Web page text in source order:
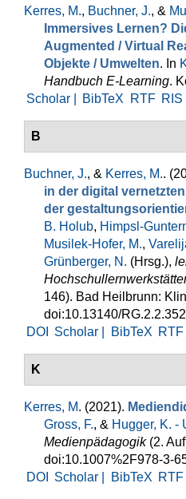
Kerres, M., Buchner, J., &
Immersives Lernen?
Augmented / Virtual
Objekte / Umwelten. In
Handbuch E-Learning.
Scholar |
BibTeX RTF RIS
B
Buchner, J., & Kerres, M..
in der digital
der
B. Holub, Himpsl-
Musilek-Hofer, M.,
Grünberger, N. (Hrsg.),
146). Bad Heilbrunn:
doi:10.13140/
DOI
Scholar | BibTeX RTF
K
Kerres, M. (2021).
Gross, F., & Hugger, K. -
Medienpädagogik(2.
doi:10.1007%2F978-3-
DOI
Scholar | BibTeX RTF